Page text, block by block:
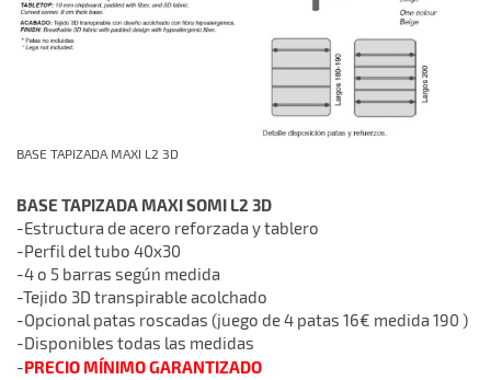
BASE TAPIZADA MAXI L2 3D
BASE TAPIZADA MAXI SOMI L2 3D
-Estructura de acero reforzada y tablero
-Perfil del tubo 40x30
-4 o 5 barras según medida
-Tejido 3D transpirable acolchado
-Opcional patas roscadas (juego de 4 patas 16€ medida 190 )
-Disponibles todas las medidas
-PRECIO MÍNIMO GARANTIZADO